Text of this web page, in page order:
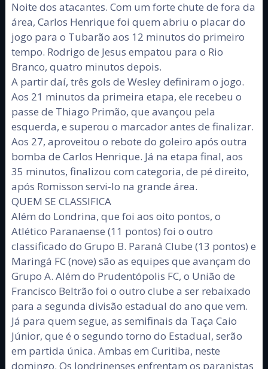
Noite dos atacantes. Com um forte chute de fora da
área, Carlos Henrique foi quem abriu o placar do
jogo para o Tubarão aos 12 minutos do primeiro
tempo. Rodrigo de Jesus empatou para o Rio
Branco, quatro minutos depois.
A partir daí, três gols de Wesley definiram o jogo.
Aos 21 minutos da primeira etapa, ele recebeu o
passe de Thiago Primão, que avançou pela
esquerda, e superou o marcador antes de finalizar.
Aos 27, aproveitou o rebote do goleiro após outra
bomba de Carlos Henrique. Já na etapa final, aos
35 minutos, finalizou com categoria, de pé direito,
após Romisson servi-lo na grande área.
QUEM SE CLASSIFICA
Além do Londrina, que foi aos oito pontos, o
Atlético Paranaense (11 pontos) foi o outro
classificado do Grupo B. Paraná Clube (13 pontos) e
Maringá FC (nove) são as equipes que avançam do
Grupo A. Além do Prudentópolis FC, o União de
Francisco Beltrão foi o outro clube a ser rebaixado
para a segunda divisão estadual do ano que vem.
Já para quem segue, as semifinais da Taça Caio
Júnior, que é o segundo torno do Estadual, serão
em partida única. Ambas em Curitiba, neste
domingo. Os londrinenses enfrentam os paranistas